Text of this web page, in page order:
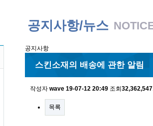
공지사항/뉴스
공지사항
스킨소재의 배송에 관한 알림
작성자 wave 19-07-12 20:49 조회 32,362,547
목록